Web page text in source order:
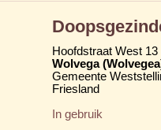
Hoofdstraat West 13
Wolvega
Gemeente
Friesland
In gebruik